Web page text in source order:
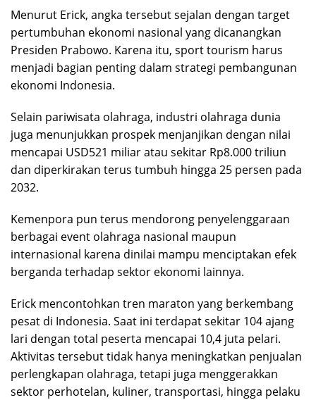
Menurut Erick, angka tersebut sejalan dengan target
pertumbuhan ekonomi nasional yang dicanangkan
Presiden Prabowo. Karena itu, sport tourism harus
menjadi bagian penting dalam strategi pembangunan
ekonomi Indonesia.
Selain pariwisata olahraga, industri olahraga dunia
juga menunjukkan prospek menjanjikan dengan nilai
mencapai USD521 miliar atau sekitar Rp8.000 triliun
dan diperkirakan terus tumbuh hingga 25 persen pada
2032.
Kemenpora pun terus mendorong penyelenggaraan
berbagai event olahraga nasional maupun
internasional karena dinilai mampu menciptakan efek
berganda terhadap sektor ekonomi lainnya.
Erick mencontohkan tren maraton yang berkembang
pesat di Indonesia. Saat ini terdapat sekitar 104 ajang
lari dengan total peserta mencapai 10,4 juta pelari.
Aktivitas tersebut tidak hanya meningkatkan penjualan
perlengkapan olahraga, tetapi juga menggerakkan
sektor perhotelan, kuliner, transportasi, hingga pelaku